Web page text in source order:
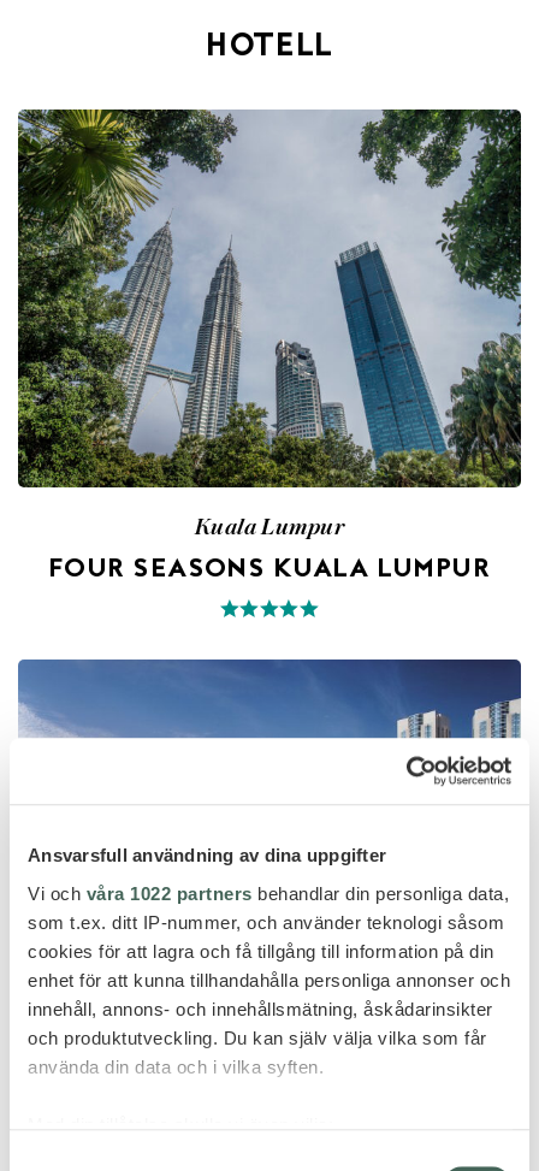
Ansvarsfull användning av dina uppgifter
Vi och våra 1022 partners behandlar din personliga data,
som t.ex. ditt IP-nummer, och använder teknologi såsom
cookies för att lagra och få tillgång till information på din
enhet för att kunna tillhandahålla personliga annonser och
innehåll, annons- och innehållsmätning, åskådarinsikter
och produktutveckling. Du kan själv välja vilka som får
använda din data och i vilka syften.
HOTELL
Kuala Lumpur
FOUR SEASONS KUALA LUMPUR
Kuala Lumpur